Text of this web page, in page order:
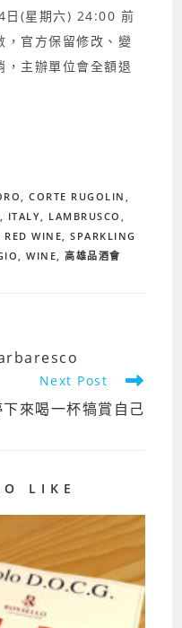
日(星期六) 24:00 前
，官方保留修改、變
，主辦單位會全額退
CORTE RUGOLIN
ITALY LAMBRUSCO
RED WINE
SPARKLING
WINE 高雄品酒會
Next Post
來喝一杯犒賞自己
LIKE